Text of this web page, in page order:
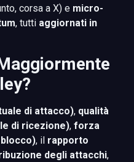
corsa a X) e micro-
, tutti aggiornati in
di attacco), qualità
di ricezione), forza
, il rapporto
degli attacchi,